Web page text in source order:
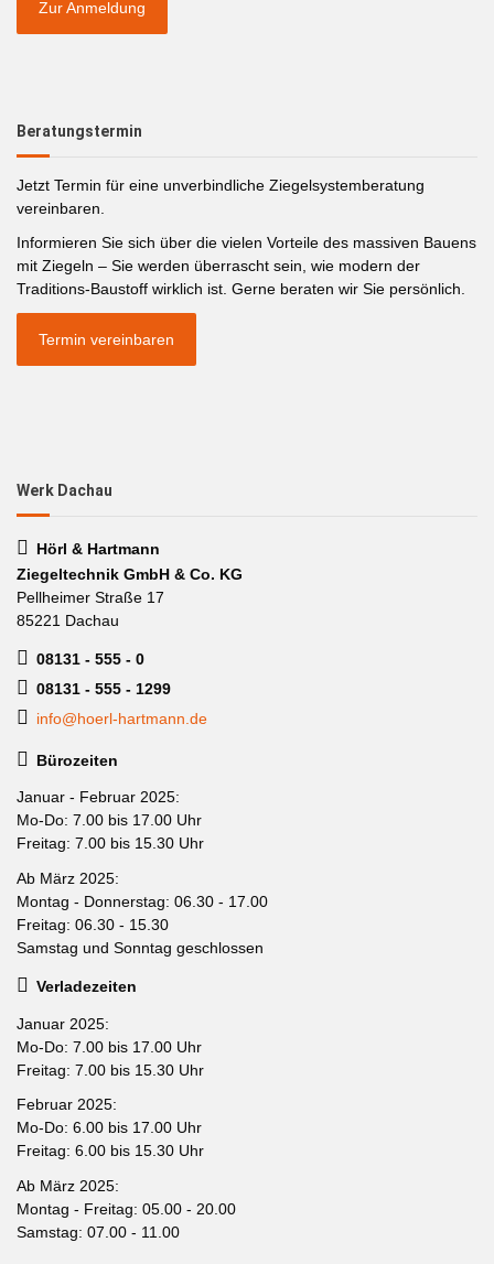
Zur Anmeldung
Beratungstermin
Jetzt Termin für eine unverbindliche Ziegelsystemberatung
vereinbaren.
Informieren Sie sich über die vielen Vorteile des massiven Bauens
mit Ziegeln – Sie werden überrascht sein, wie modern der
Traditions-Baustoff wirklich ist. Gerne beraten wir Sie persönlich.
Termin vereinbaren
Werk Dachau
Hörl & Hartmann
Ziegeltechnik GmbH & Co. KG
Pellheimer Straße 17
85221 Dachau
08131 - 555 - 0
08131 - 555 - 1299
info@hoerl-hartmann.de
Bürozeiten
Januar - Februar 2025:
Mo-Do: 7.00 bis 17.00 Uhr
Freitag: 7.00 bis 15.30 Uhr
Ab März 2025:
Montag - Donnerstag: 06.30 - 17.00
Freitag: 06.30 - 15.30
Samstag und Sonntag geschlossen
Verladezeiten
Januar 2025:
Mo-Do: 7.00 bis 17.00 Uhr
Freitag: 7.00 bis 15.30 Uhr
Februar 2025:
Mo-Do: 6.00 bis 17.00 Uhr
Freitag: 6.00 bis 15.30 Uhr
Ab März 2025:
Montag - Freitag: 05.00 - 20.00
Samstag: 07.00 - 11.00